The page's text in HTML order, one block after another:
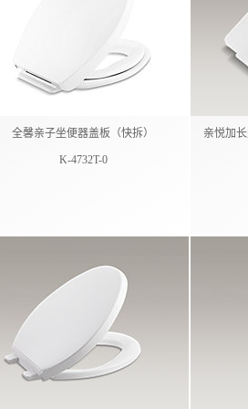
全馨亲子坐便器盖板（快拆）
K-4732T-0
亲悦加